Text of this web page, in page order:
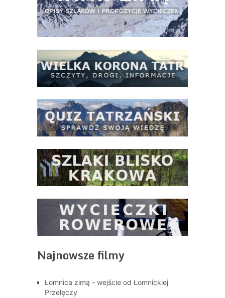
Najnowsze filmy
Łomnica zimą - wejście od Łomnickiej
Przełęczy